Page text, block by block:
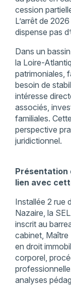
cession
L’arrêt de
dispense pas
Dans un
la Loire-
patrimoniales,
besoin de
intéresse
associés,
familiales.
perspective
juridictionnel.
Présentation
lien avec
Installée 2 rue
Nazaire, la
inscrit au
cabinet,
en droit
corporel,
analyses